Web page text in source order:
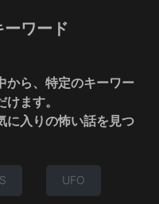
ワード
から、特定のキーワー
ます。
に入りの怖い話を見つ
UFO